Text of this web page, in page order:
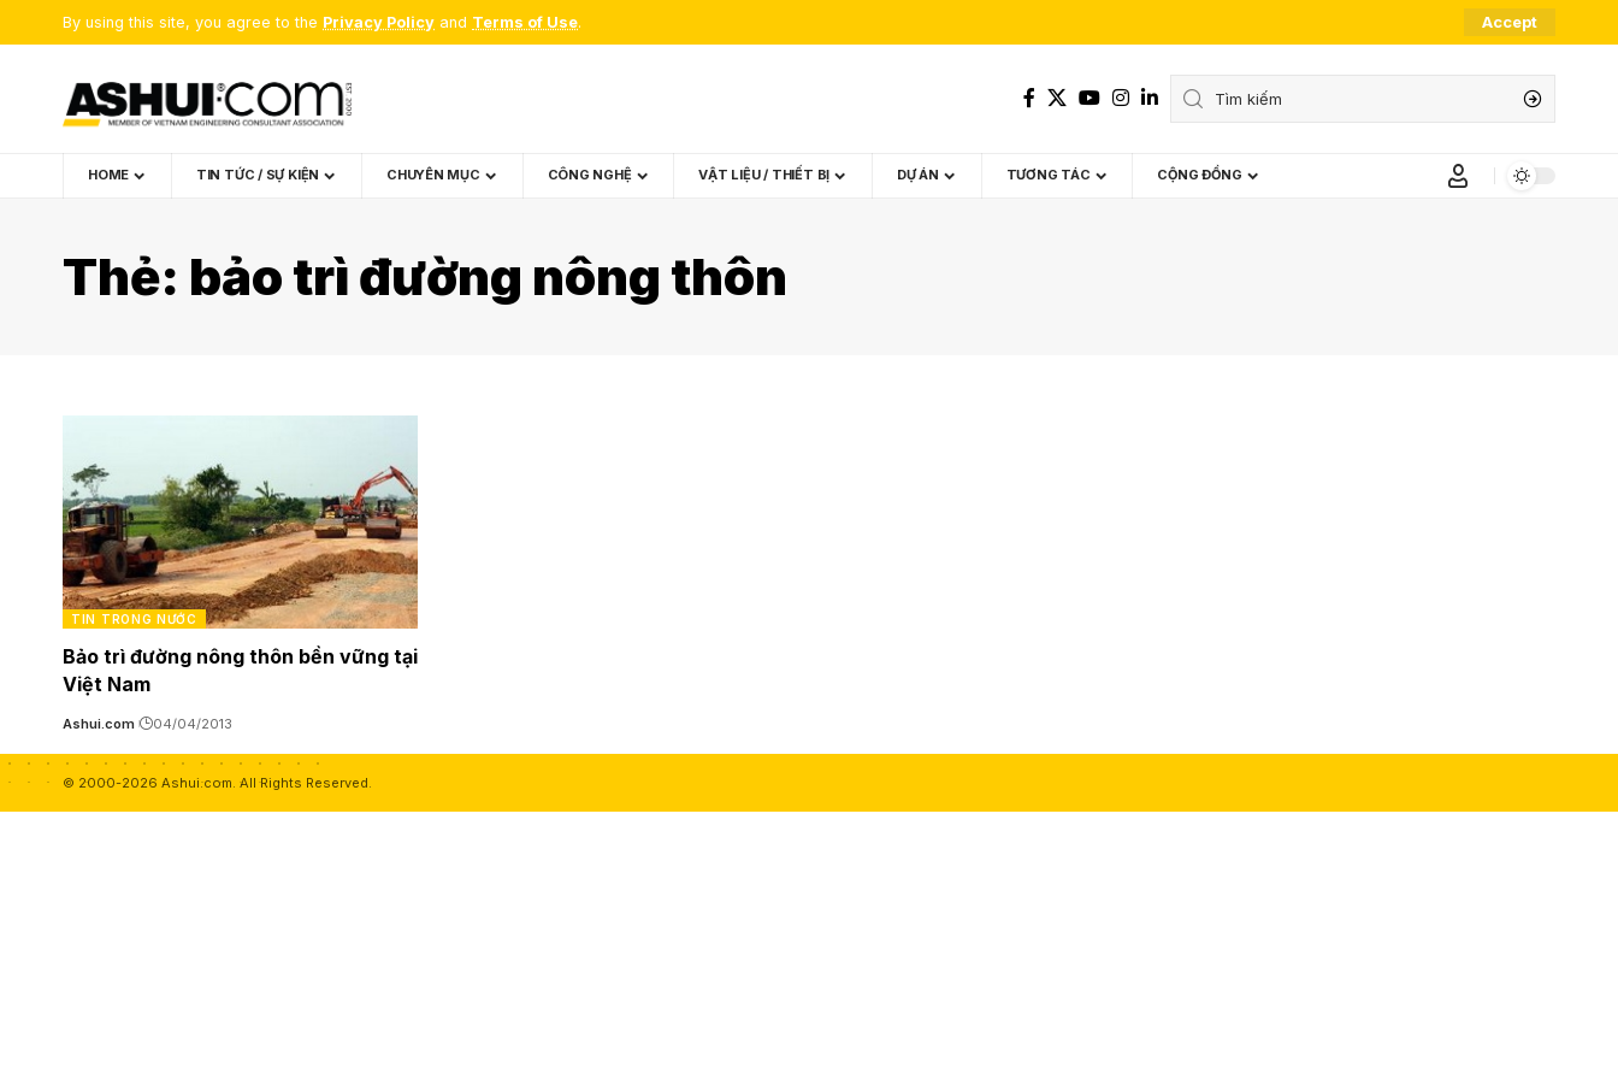
By using this site, you agree to the Privacy Policy and Terms of Use. Accept
HOME TIN TỨC / SỰ KIỆN CHUYÊN MỤC CÔNG NGHỆ VẬT LIỆU / THIẾT BỊ DỰ ÁN TƯƠNG TÁC CỘNG ĐỒNG
Thẻ: bảo trì đường nông thôn
TIN TRONG NƯỚC
Bảo trì đường nông thôn bền vững tại
Việt Nam
Ashui.com 04/04/2013
© 2000-2026 Ashui.com. All Rights Reserved.